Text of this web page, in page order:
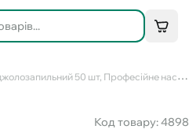
50 шт, Професійне насіння
Код товару: 4898